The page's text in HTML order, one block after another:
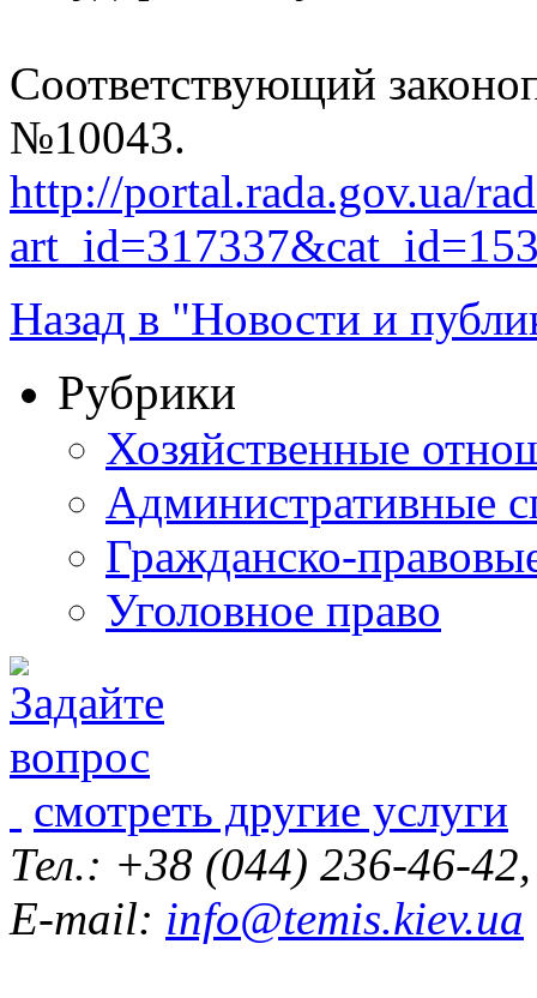
Соответствующий
№10043.
http://portal.rada.gov.ua/
Назад в "Новости и
Рубрики
Хозяйственные
Административные
Гражданско-
Уголовное право
смотреть другие услуги
Тел.: +38 (044) 236-46-
E-mail: info@temis.kiev.ua